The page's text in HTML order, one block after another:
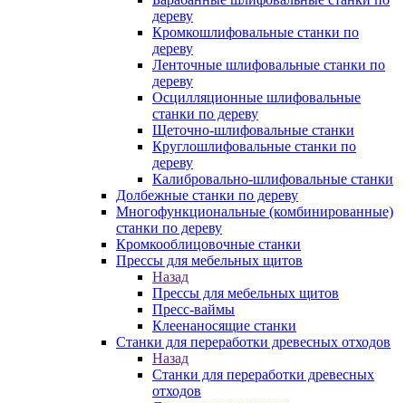
дереву
Кромкошлифовальные станки по
дереву
Ленточные шлифовальные станки по
дереву
Осцилляционные шлифовальные
станки по дереву
Щеточно-шлифовальные станки
Круглошлифовальные станки по
дереву
Калибровально-шлифовальные станки
Долбежные станки по дереву
Многофункциональные (комбинированные)
станки по дереву
Кромкооблицовочные станки
Прессы для мебельных щитов
Назад
Прессы для мебельных щитов
Пресс-ваймы
Клеенаносящие станки
Станки для переработки древесных отходов
Назад
Станки для переработки древесных
отходов